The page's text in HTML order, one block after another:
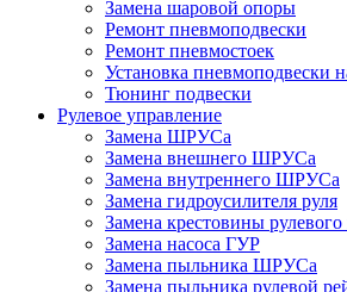
Замена шаровой опоры
Ремонт пневмоподвески
Ремонт пневмостоек
Установка пневмоподвески
Тюнинг подвески
Рулевое управление
Замена ШРУСа
Замена внешнего ШРУСа
Замена внутреннего ШРУСа
Замена гидроусилителя руля
Замена крестовины рулевого
Замена насоса ГУР
Замена пыльника ШРУСа
Замена пыльника рулевой